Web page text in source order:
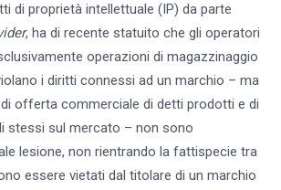
di proprietà intellettuale (IP) da parte
, ha di recente statuito che gli operatori
operazioni di magazzinaggio
i diritti connessi ad un marchio – ma
offerta commerciale di detti prodotti e di
stessi sul mercato – non sono
lesione, non rientrando la fattispecie tra
essere vietati dal titolare di un marchio